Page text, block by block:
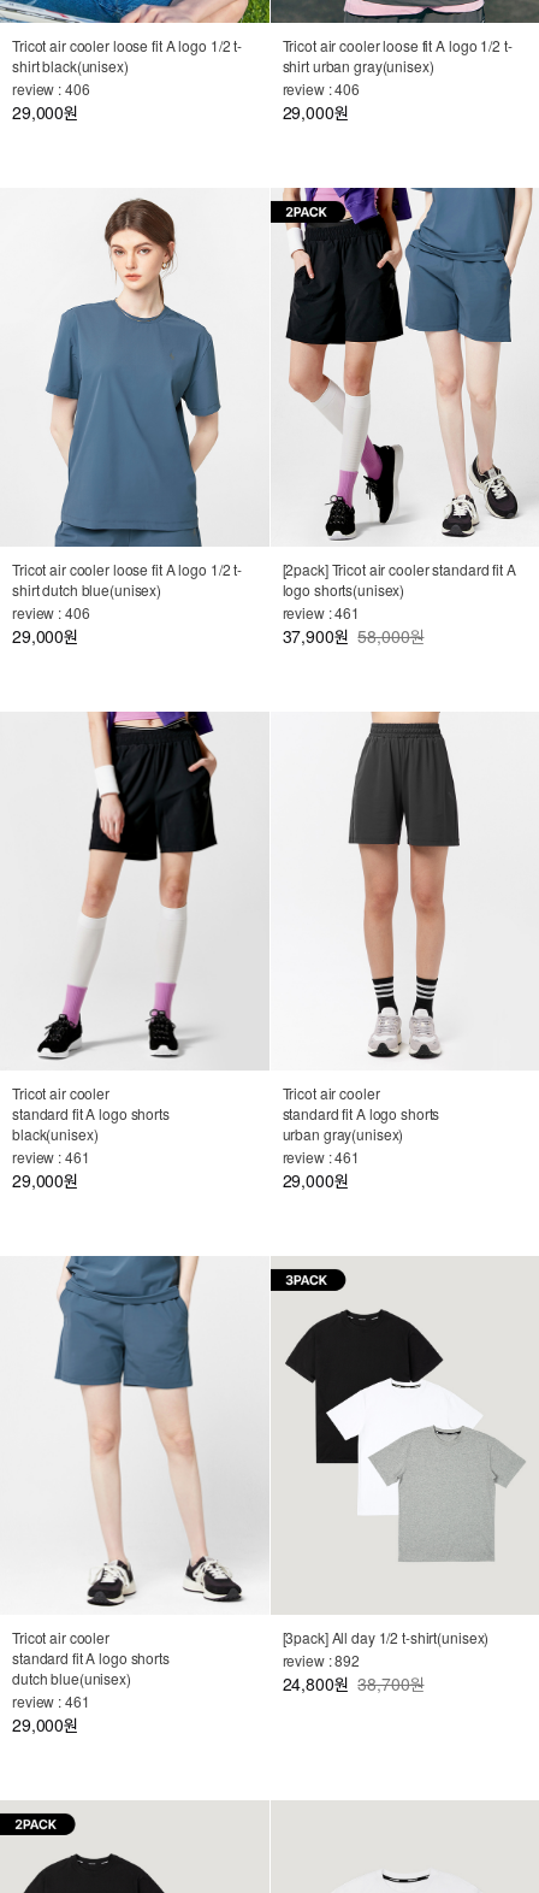
Tricot air cooler loose fit A logo 1/2 t-
shirt black(unisex)
review : 406
29,000원
Tricot air cooler loose fit A logo 1/2 t-
shirt urban gray(unisex)
review : 406
29,000원
Tricot air cooler loose fit A logo 1/2 t-
shirt dutch blue(unisex)
review : 406
29,000원
[2pack] Tricot air cooler standard fit A
logo shorts(unisex)
review : 461
37,900원 58,000원
Tricot air cooler
standard fit A logo shorts
black(unisex)
review : 461
29,000원
Tricot air cooler
standard fit A logo shorts
urban gray(unisex)
review : 461
29,000원
Tricot air cooler
standard fit A logo shorts
dutch blue(unisex)
review : 461
29,000원
[3pack] All day 1/2 t-shirt(unisex)
review : 892
24,800원 38,700원